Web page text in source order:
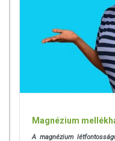
*NRV%: napi beviteli
érték %-a felnőttek
TOVÁBBI
Minőségét megőrzi:
Száraz, hűvös
Magnézium
A magnézium